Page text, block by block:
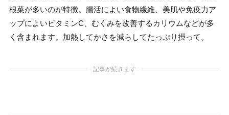
根菜が多いのが特徴。腸活によい食物繊維、美肌や免疫力ア
ップによいビタミンC、むくみを改善するカリウムなどが多
く含まれます。加熱してかさを減らしてたっぷり摂って。
記事が続きます